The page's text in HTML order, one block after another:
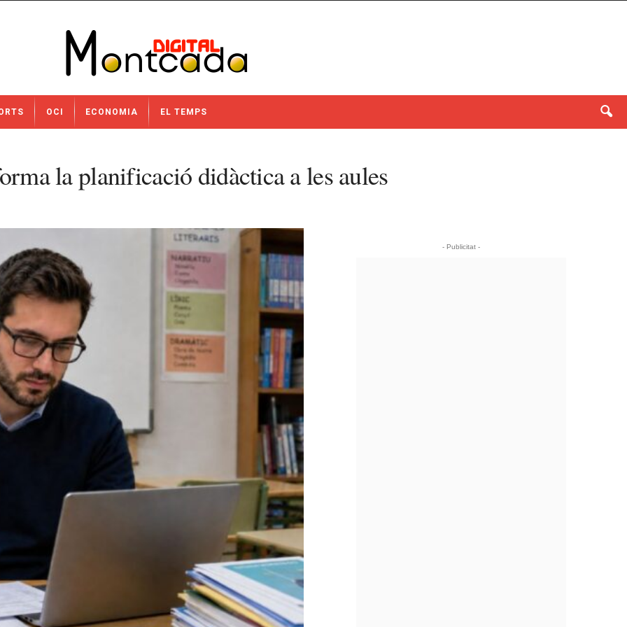
OCI ECONOMIA EL TEMPS
la planificació didàctica a les aules
- Publicitat -